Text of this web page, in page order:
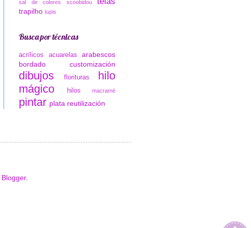
sal de colores scoobidou
trapilho tupis
Busca por técnicas
acrílicos acuarelas
arabescos
bordado
customización
dibujos florituras
hilo
mágico
hilos macramé
pintar plata reutilización
Blogger.